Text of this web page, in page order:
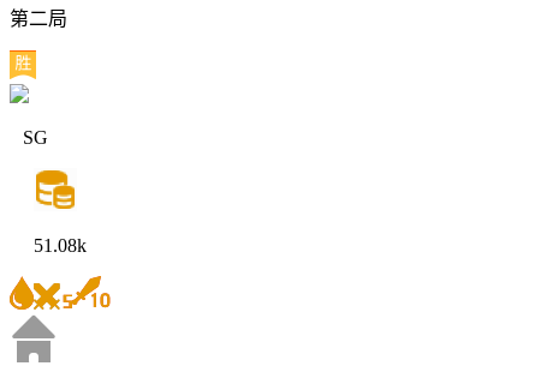
第二局
SG
51.08k